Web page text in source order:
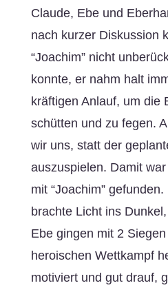
Claude, Ebe und
nach kurzer Diskussion
“Joachim” nicht
konnte, er nahm halt
kräftigen Anlauf, um die
schütten und zu fegen.
wir uns, statt der
auszuspielen. Damit
mit “Joachim”
brachte Licht ins
Ebe gingen mit 2
heroischen Wettkampf
motiviert und gut drauf,